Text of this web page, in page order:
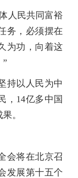
人民共同富裕
务，必须摆在
为功，向着这
以人民为中
，14亿多中国
。
将在北京召
发展第十五个